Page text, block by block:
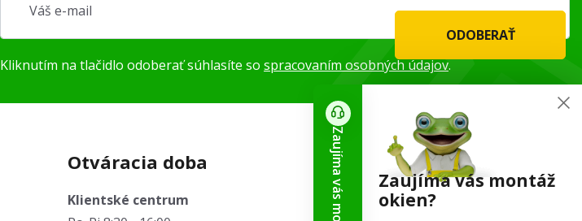
ODOBERAŤ
Kliknutím na tlačidlo odoberať súhlasíte so spracovaním osobných údajov.
Otváracia doba
Klientské centrum
Kontaktné informácie
+421 944 737 500
Zaujíma vás montáž
okien?